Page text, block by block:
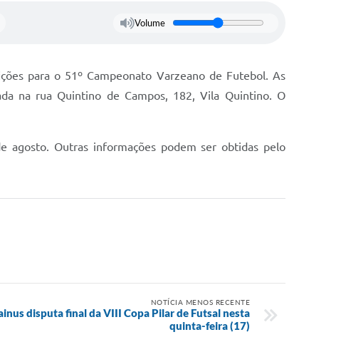
Volume
para o 51º Campeonato Varzeano de Futebol. As
na rua Quintino de Campos, 182, Vila Quintino. O
Outras informações podem ser obtidas pelo
NOTÍCIA MENOS RECENTE
disputa final da VIII Copa Pilar de Futsal nesta
quinta-feira (17)